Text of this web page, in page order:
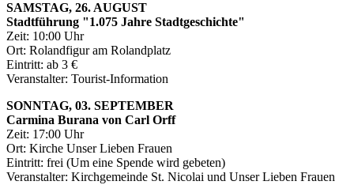
SAMSTAG, 26. AUGUST
Stadtführung "1.075 Jahre Stadtgeschichte"
Zeit: 10:00 Uhr
Ort: Rolandfigur am Rolandplatz
Eintritt: ab 3 €
Veranstalter: Tourist-Information
SONNTAG, 03. SEPTEMBER
Carmina Burana von Carl Orff
Zeit: 17:00 Uhr
Ort: Kirche Unser Lieben Frauen
Eintritt: frei (Um eine Spende wird gebeten)
Veranstalter: Kirchgemeinde St. Nicolai und Unser Lieben Frauen